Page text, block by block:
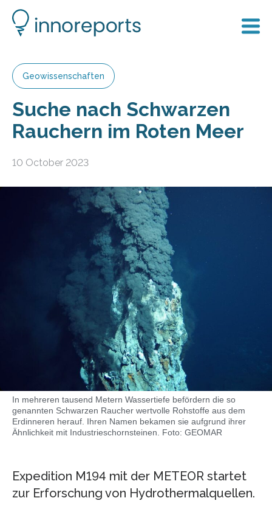
Geowissenschaften
Suche nach Schwarzen
Rauchern im Roten Meer
10 October 2023
In mehreren tausend Metern Wassertiefe befördern die so
genannten Schwarzen Raucher wertvolle Rohstoffe aus dem
Erdinneren herauf. Ihren Namen bekamen sie aufgrund ihrer
Ähnlichkeit mit Industrieschornsteinen. Foto: GEOMAR
Expedition M194 mit der METEOR startet
zur Erforschung von Hydrothermalquellen.